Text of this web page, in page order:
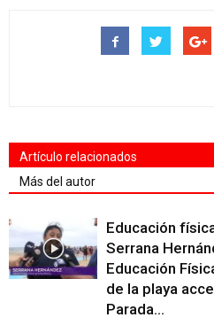
Artículo relacionados
Más del autor
Educación
Serrana
Educación
de la playa
Parada...